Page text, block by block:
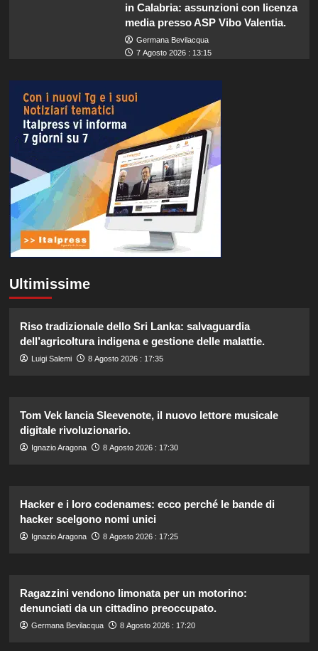
in Calabria: assunzioni con licenza
media presso ASP Vibo Valentia.
Germana Bevilacqua
7 Agosto 2026 : 13:15
Ultimissime
Riso tradizionale dello Sri Lanka: salvaguardia
dell’agricoltura indigena e gestione delle malattie.
Luigi Salemi 8 Agosto 2026 : 17:35
Tom Vek lancia Sleevenote, il nuovo lettore musicale
digitale rivoluzionario.
Ignazio Aragona 8 Agosto 2026 : 17:30
Hacker e i loro codenames: ecco perché le bande di
hacker scelgono nomi unici
Ignazio Aragona 8 Agosto 2026 : 17:25
Ragazzini vendono limonata per un motorino:
denunciati da un cittadino preoccupato.
Germana Bevilacqua 8 Agosto 2026 : 17:20